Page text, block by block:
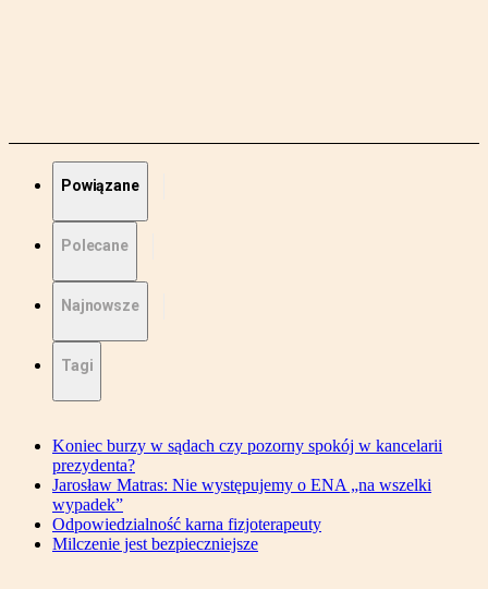
Powiązane
Polecane
Najnowsze
Tagi
Koniec burzy w sądach czy pozorny spokój w kancelarii
prezydenta?
Jarosław Matras: Nie występujemy o ENA „na wszelki
wypadek”
Odpowiedzialność karna fizjoterapeuty
Milczenie jest bezpieczniejsze